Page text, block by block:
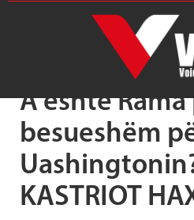
Tag Archive: Edi
A është
besueshëm
KASTRIOT